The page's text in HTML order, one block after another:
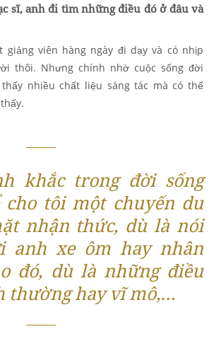
sĩ, anh đi tìm những điều đó ở đâu và
giảng viên hàng ngày đi dạy và có nhịp
thôi. Nhưng chính nhờ cuộc sống đời
nhiều chất liệu sáng tác mà có thể
khắc trong đời sống
cho tôi một chuyến du
nhận thức, dù là nói
anh xe ôm hay nhân
đó, dù là những điều
thường hay vĩ mô,…